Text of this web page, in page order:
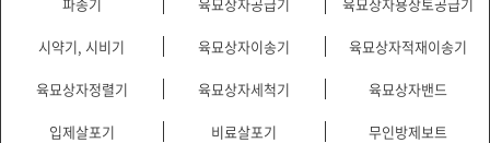
시약기, 시비기 육묘상자이송기 육묘상자적재이송기
육묘상자정렬기 육묘상자세척기 육묘상자밴드
입제살포기 비료살포기 무인방제보트